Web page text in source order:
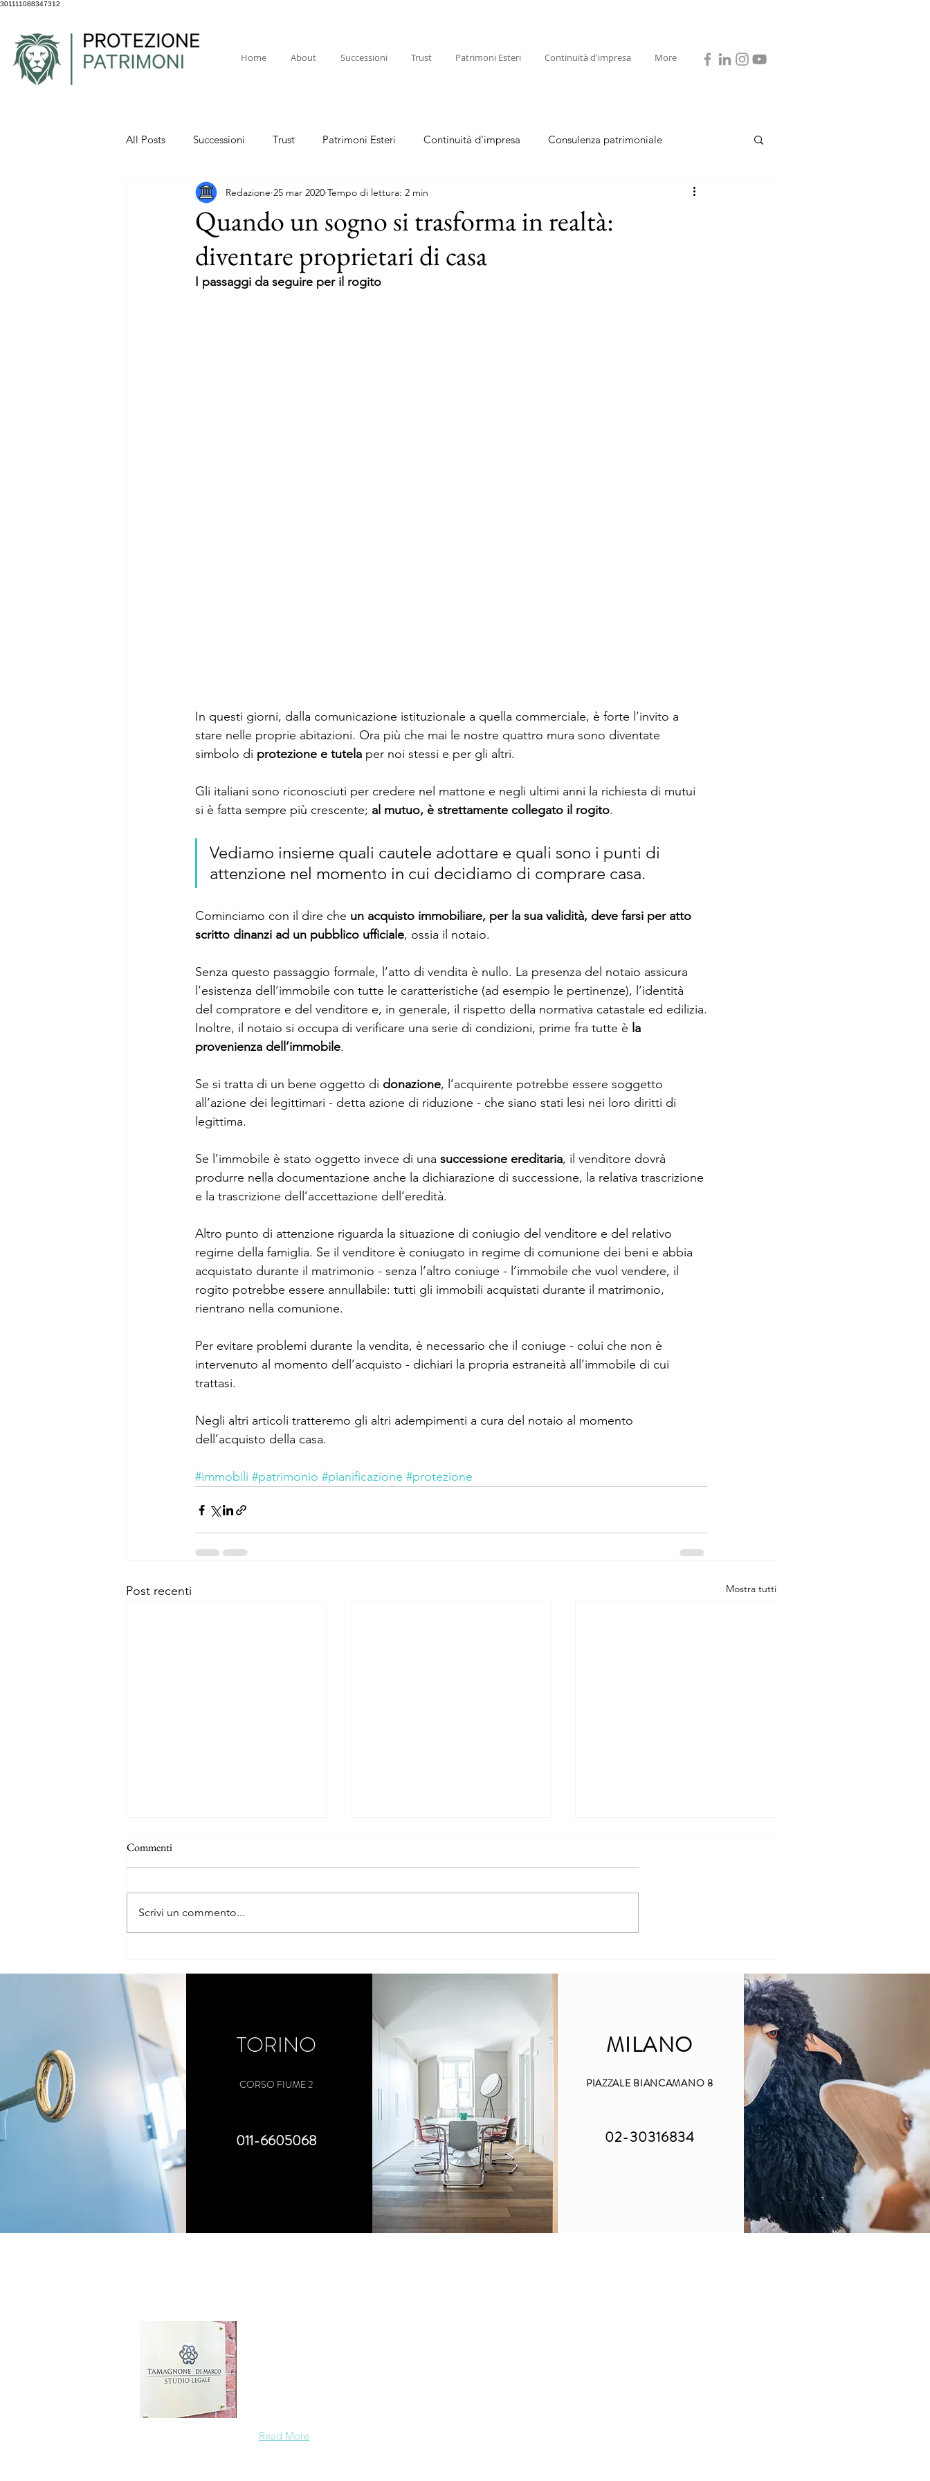
301111088347312
Home About Successioni Trust Patrimoni Esteri Continuità d'impresa More
All Posts Successioni Trust Patrimoni Esteri Continuità d'impresa Consulenza patrimoniale
Quando un sogno si trasforma in realtà:
diventare proprietari di casa
Redazione 25 mar 2020 Tempo di lettura: 2 min
I passaggi da seguire per il rogito
In questi giorni, dalla comunicazione istituzionale a quella commerciale, è forte l’invito a
stare nelle proprie abitazioni. Ora più che mai le nostre quattro mura sono diventate
simbolo di protezione e tutela per noi stessi e per gli altri.
Gli italiani sono riconosciuti per credere nel mattone e negli ultimi anni la richiesta di mutui
si è fatta sempre più crescente; al mutuo, è strettamente collegato il rogito.
Vediamo insieme quali cautele adottare e quali sono i punti di
attenzione nel momento in cui decidiamo di comprare casa.
Cominciamo con il dire che un acquisto immobiliare, per la sua validità, deve farsi per atto
scritto dinanzi ad un pubblico ufficiale, ossia il notaio.
Senza questo passaggio formale, l’atto di vendita è nullo. La presenza del notaio assicura
l’esistenza dell’immobile con tutte le caratteristiche (ad esempio le pertinenze), l’identità
del compratore e del venditore e, in generale, il rispetto della normativa catastale ed edilizia.
Inoltre, il notaio si occupa di verificare una serie di condizioni, prime fra tutte è la
provenienza dell’immobile.
Se si tratta di un bene oggetto di donazione, l’acquirente potrebbe essere soggetto
all’azione dei legittimari - detta azione di riduzione - che siano stati lesi nei loro diritti di
legittima.
Se l’immobile è stato oggetto invece di una successione ereditaria, il venditore dovrà
produrre nella documentazione anche la dichiarazione di successione, la relativa trascrizione
e la trascrizione dell’accettazione dell’eredità.
Altro punto di attenzione riguarda la situazione di coniugio del venditore e del relativo
regime della famiglia. Se il venditore è coniugato in regime di comunione dei beni e abbia
acquistato durante il matrimonio - senza l’altro coniuge - l’immobile che vuol vendere, il
rogito potrebbe essere annullabile: tutti gli immobili acquistati durante il matrimonio,
rientrano nella comunione.
Per evitare problemi durante la vendita, è necessario che il coniuge - colui che non è
intervenuto al momento dell’acquisto - dichiari la propria estraneità all’immobile di cui
trattasi.
Negli altri articoli tratteremo gli altri adempimenti a cura del notaio al momento
dell’acquisto della casa.
#immobili #patrimonio #pianificazione #protezione
Post recenti Mostra tutti
distruggano l’azienda di famiglia
e cessione di partecipazioni
Commenti
Scrivi un commento...
TORINO
CORSO FIUME 2
011-6605068
MILANO
PIAZZALE BIANCAMANO 8
02-30316834
Read More